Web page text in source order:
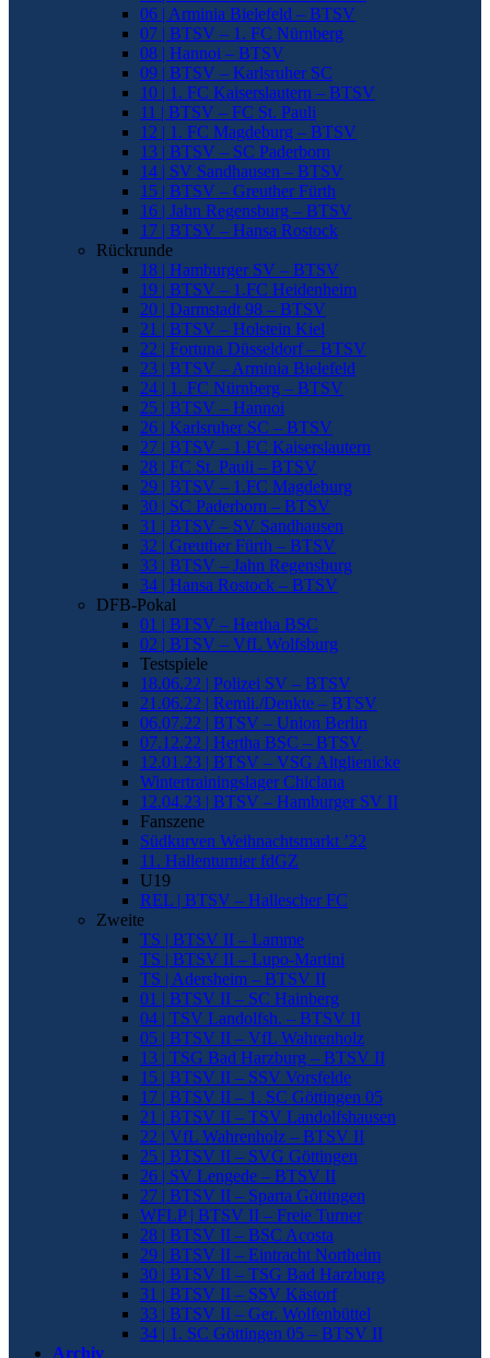
06 | Arminia Bielefeld – BTSV
07 | BTSV – 1. FC Nürnberg
08 | Hannoi – BTSV
09 | BTSV – Karlsruher SC
10 | 1. FC Kaiserslautern – BTSV
11 | BTSV – FC St. Pauli
12 | 1. FC Magdeburg – BTSV
13 | BTSV – SC Paderborn
14 | SV Sandhausen – BTSV
15 | BTSV – Greuther Fürth
16 | Jahn Regensburg – BTSV
17 | BTSV – Hansa Rostock
Rückrunde
18 | Hamburger SV – BTSV
19 | BTSV – 1.FC Heidenheim
20 | Darmstadt 98 – BTSV
21 | BTSV – Holstein Kiel
22 | Fortuna Düsseldorf – BTSV
23 | BTSV – Arminia Bielefeld
24 | 1. FC Nürnberg – BTSV
25 | BTSV – Hannoi
26 | Karlsruher SC – BTSV
27 | BTSV – 1.FC Kaiserslautern
28 | FC St. Pauli – BTSV
29 | BTSV – 1.FC Magdeburg
30 | SC Paderborn – BTSV
31 | BTSV – SV Sandhausen
32 | Greuther Fürth – BTSV
33 | BTSV – Jahn Regensburg
34 | Hansa Rostock – BTSV
DFB-Pokal
01 | BTSV – Hertha BSC
02 | BTSV – VfL Wolfsburg
Testspiele
18.06.22 | Polizei SV – BTSV
21.06.22 | Remli./Denkte – BTSV
06.07.22 | BTSV – Union Berlin
07.12.22 | Hertha BSC – BTSV
12.01.23 | BTSV – VSG Altglienicke
Wintertrainingslager Chiclana
12.04.23 | BTSV – Hamburger SV II
Fanszene
Südkurven Weihnachtsmarkt ’22
11. Hallenturnier fdGZ
U19
REL | BTSV – Hallescher FC
Zweite
TS | BTSV II – Lamme
TS | BTSV II – Lupo-Martini
TS | Adersheim – BTSV II
01 | BTSV II – SC Hainberg
04 | TSV Landolfsh. – BTSV II
05 | BTSV II – VfL Wahrenholz
13 | TSG Bad Harzburg – BTSV II
15 | BTSV II – SSV Vorsfelde
17 | BTSV II – 1. SC Göttingen 05
21 | BTSV II – TSV Landolfshausen
22 | VfL Wahrenholz – BTSV II
25 | BTSV II – SVG Göttingen
26 | SV Lengede – BTSV II
27 | BTSV II – Sparta Göttingen
WFLP | BTSV II – Freie Turner
28 | BTSV II – BSC Acosta
29 | BTSV II – Eintracht Northeim
30 | BTSV II – TSG Bad Harzburg
31 | BTSV II – SSV Kästorf
33 | BTSV II – Ger. Wolfenbüttel
34 | 1. SC Göttingen 05 – BTSV II
Archiv